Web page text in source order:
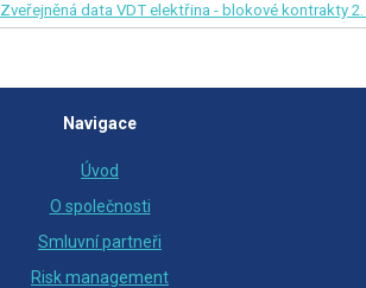
Zveřejněná data VDT elektřina - blokové kontrakty
Navigace
Úvod
O společnosti
Smluvní partneři
Risk management